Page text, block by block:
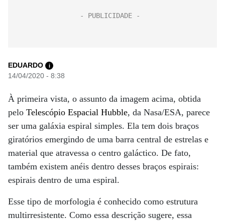
EDUARDO i
14/04/2020 - 8:38
À primeira vista, o assunto da imagem acima, obtida
pelo Telescópio Espacial Hubble, da Nasa/ESA, parece
ser uma galáxia espiral simples. Ela tem dois braços
giratórios emergindo de uma barra central de estrelas e
material que atravessa o centro galáctico. De fato,
também existem anéis dentro desses braços espirais:
espirais dentro de uma espiral.
Esse tipo de morfologia é conhecido como estrutura
multirresistente. Como essa descrição sugere, essa